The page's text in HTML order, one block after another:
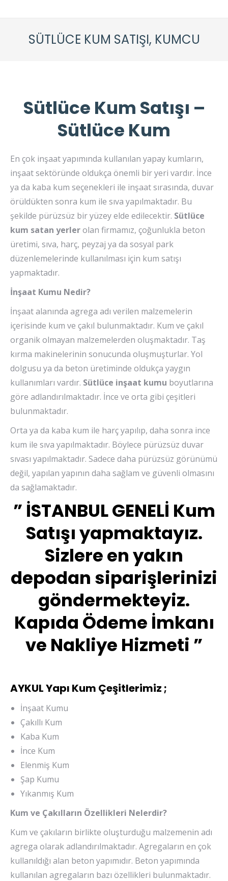
SÜTLÜCE KUM SATIŞI, KUMCU
Sütlüce Kum Satışı –
Sütlüce Kum
En çok inşaat yapımında kullanılan yapay kumların,
inşaat sektöründe oldukça önemli bir yeri vardır. İnce
ya da kaba kum seçenekleri ile inşaat sırasında, duvar
örüldükten sonra kum ile sıva yapılmaktadır. Bu
şekilde pürüzsüz bir yüzey elde edilecektir. Sütlüce
kum satan yerlerolan firmamız, çoğunlukla beton
üretimi, sıva, harç, peyzaj ya da sosyal park
düzenlemelerinde kullanılması için kum satışı
yapmaktadır.
İnşaat Kumu Nedir?
İnşaat alanında agrega adı verilen malzemelerin
içerisinde kum ve çakıl bulunmaktadır. Kum ve çakıl
organik olmayan malzemelerden oluşmaktadır. Taş
kırma makinelerinin sonucunda oluşmuşturlar. Yol
dolgusu ya da beton üretiminde oldukça yaygın
kullanımları vardır. Sütlüce inşaat kumu boyutlarına
göre adlandırılmaktadır. İnce ve orta gibi çeşitleri
bulunmaktadır.
Orta ya da kaba kum ile harç yapılıp, daha sonra ince
kum ile sıva yapılmaktadır. Böylece pürüzsüz duvar
sıvası yapılmaktadır. Sadece daha pürüzsüz görünümü
değil, yapılan yapının daha sağlam ve güvenli olmasını
da sağlamaktadır.
” İSTANBUL GENELİ Kum
Satışı yapmaktayız.
Sizlere en yakın
depodan siparişlerinizi
göndermekteyiz.
Kapıda Ödeme İmkanı
ve Nakliye Hizmeti ”
AYKUL Yapı Kum Çeşitlerimiz ;
İnşaat Kumu
Çakıllı Kum
Kaba Kum
İnce Kum
Elenmiş Kum
Şap Kumu
Yıkanmış Kum
Kum ve Çakılların Özellikleri Nelerdir?
Kum ve çakıların birlikte oluşturduğu malzemenin adı
agrega olarak adlandırılmaktadır. Agregaların en çok
kullanıldığı alan beton yapımıdır. Beton yapımında
kullanılan agregaların bazı özellikleri bulunmaktadır.